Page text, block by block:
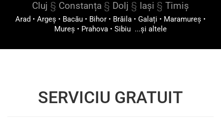
Cluj § Constanța § Dolj § Iași § Timiș
Arad • Argeș • Bacău • Bihor • Brăila • Galați • Maramureș •
Mureș • Prahova • Sibiu ...și altele
SERVICIU GRATUIT